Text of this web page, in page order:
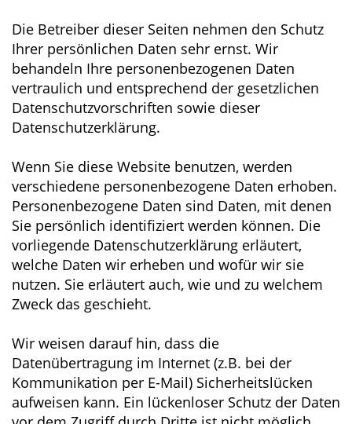
Die Betreiber dieser Seiten nehmen den Schutz
Ihrer persönlichen Daten sehr ernst. Wir
behandeln Ihre personenbezogenen Daten
vertraulich und entsprechend der gesetzlichen
Datenschutzvorschriften sowie dieser
Datenschutzerklärung.
Wenn Sie diese Website benutzen, werden
verschiedene personenbezogene Daten erhoben.
Personenbezogene Daten sind Daten, mit denen
Sie persönlich identifiziert werden können. Die
vorliegende Datenschutzerklärung erläutert,
welche Daten wir erheben und wofür wir sie
nutzen. Sie erläutert auch, wie und zu welchem
Zweck das geschieht.
Wir weisen darauf hin, dass die
Datenübertragung im Internet (z.B. bei der
Kommunikation per E-Mail) Sicherheitslücken
aufweisen kann. Ein lückenloser Schutz der Daten